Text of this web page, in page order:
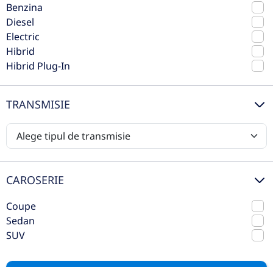
35 km
78.045€
Benzina
Diesel
Electric
Hibrid
Hibrid Plug-In
TRANSMISIE
CAROSERIE
Coupe
Sedan
SUV